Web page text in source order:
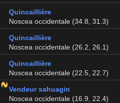
Quincaillière
Noscea occidentale (34.8, 31.3)
Quincaillière
Noscea occidentale (26.2, 26.1)
Quincaillière
Noscea occidentale (22.5, 22.7)
Vendeur sahuagin
Noscea occidentale (16.9, 22.4)